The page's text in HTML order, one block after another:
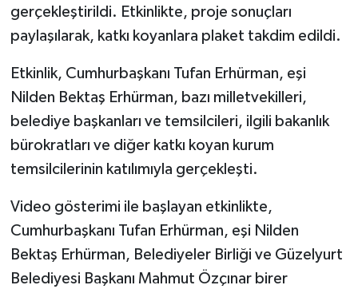
gerçekleştirildi. Etkinlikte, proje sonuçları
paylaşılarak, katkı koyanlara plaket takdim edildi.
Etkinlik, Cumhurbaşkanı Tufan Erhürman, eşi
Nilden Bektaş Erhürman, bazı milletvekilleri,
belediye başkanları ve temsilcileri, ilgili bakanlık
bürokratları ve diğer katkı koyan kurum
temsilcilerinin katılımıyla gerçekleşti.
Video gösterimi ile başlayan etkinlikte,
Cumhurbaşkanı Tufan Erhürman, eşi Nilden
Bektaş Erhürman, Belediyeler Birliği ve Güzelyurt
Belediyesi Başkanı Mahmut Özçınar birer